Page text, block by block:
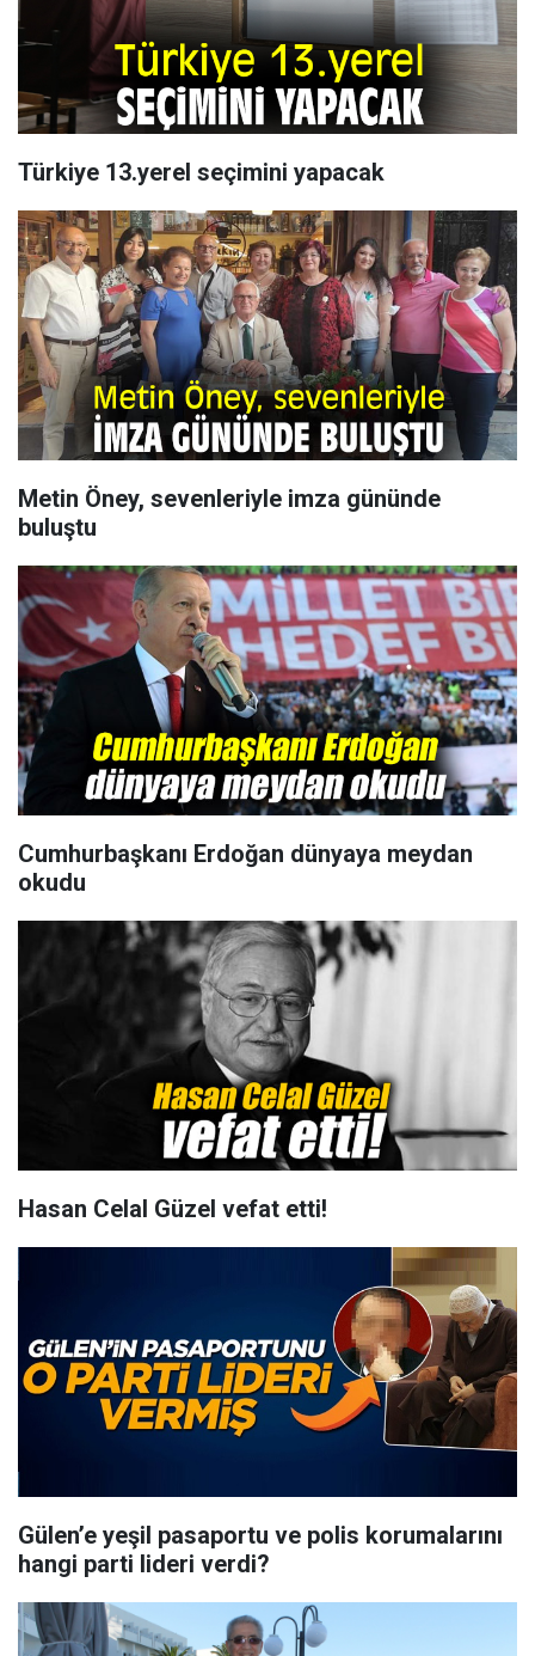
Türkiye 13.yerel seçimini yapacak
Metin Öney, sevenleriyle imza gününde
buluştu
Cumhurbaşkanı Erdoğan dünyaya meydan
okudu
Hasan Celal Güzel vefat etti!
Gülen’e yeşil pasaportu ve polis korumalarını
hangi parti lideri verdi?